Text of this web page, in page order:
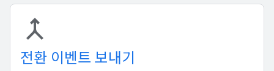
merge
전환 이벤트 보내기